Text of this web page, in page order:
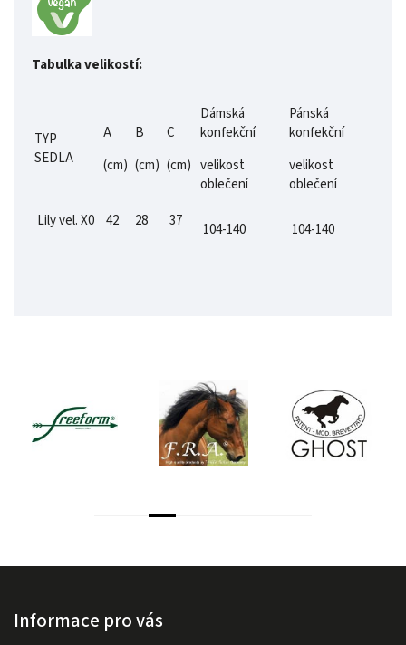
Tabulka velikostí:
TYP
SEDLA
A
(cm)
B
(cm)
C
(cm)
Dámská
konfekční
velikost
oblečení
Pánská
konfekční
velikost
oblečení
Lily vel. X0
42 28 37 104-140 104-140
Informace pro vás